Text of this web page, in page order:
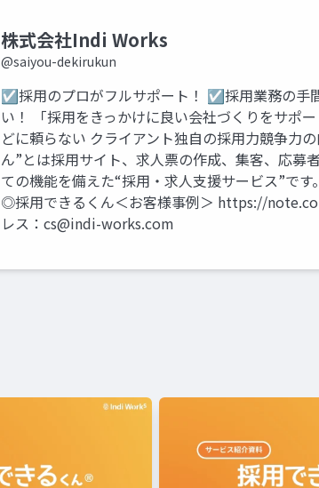
株式会社Indi Works
@saiyou-dekirukun
☑採用のプロがフルサポート！ ☑採用業務の手
い！ 「採用をきっかけに良い会社づくりをサポ
どに頼らない クライアント独自の採用力競争力
ん”とは採用サイト、求人票の作成、集客、応募
ての機能を備えた“採用・求人支援サービス”
◎採用できるくん＜お客様事例＞ https://
レス： cs@indi-works.com